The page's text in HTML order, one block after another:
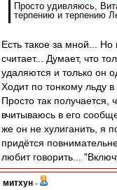
Просто удивляюсь,
терпению и терпению
Есть такое за мной... Но
считает... Думает, что
удаляются и только он
Ходит по тонкому льду в
Просто так получается,
вчитываюсь в его
же он не хулиганить, я
придётся
любит говорить...
митхун -